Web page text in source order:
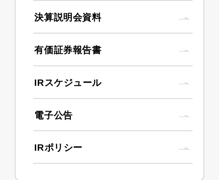
決算説明会資料
有価証券報告書
IRスケジュール
電子公告
IRポリシー